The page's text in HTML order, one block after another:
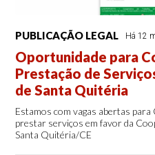
PUBLICAÇÃO LEGAL Há 12
Oportunidade para
Prestação de
de Santa Quitéria
Estamos com vagas abertas
prestar serviços em favor da
Santa Quitéria/CE